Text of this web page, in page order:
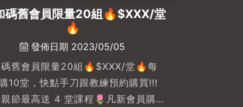
碼舊會員限量20組🔥$XXX/堂
🔥
發佈日期 2023/05/05
舊會員限量20組🔥$XXX/堂🔥每
10堂，快點手刀跟教練預約購買!!!
節最高送 4 堂課程🌷凡新會員購買